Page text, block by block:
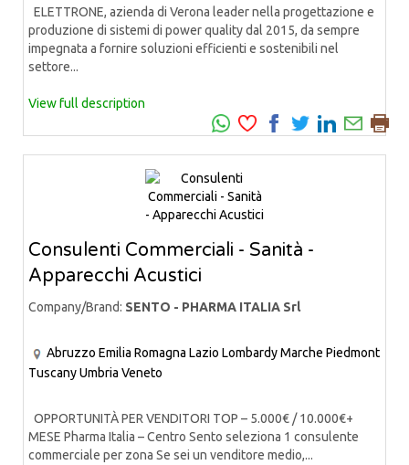
ELETTRONE, azienda di Verona leader nella progettazione e
produzione di sistemi di power quality dal 2015, da sempre
impegnata a fornire soluzioni efficienti e sostenibili nel
settore...
View full description
Consulenti Commerciali - Sanità -
Apparecchi Acustici
Company/Brand: SENTO - PHARMA ITALIA Srl
Abruzzo Emilia Romagna Lazio LombardyMarche Piedmont
TuscanyUmbria Veneto
OPPORTUNITÀ PER VENDITORI TOP – 5.000€ / 10.000€+
MESE Pharma Italia – Centro Sento seleziona 1 consulente
commerciale per zona Se sei un venditore medio,...